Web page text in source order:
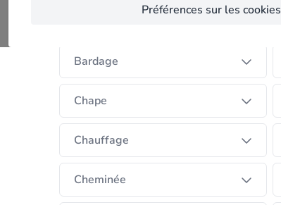
Préférences sur les cookies
Bardage
Chape
Chauffage
Cheminée